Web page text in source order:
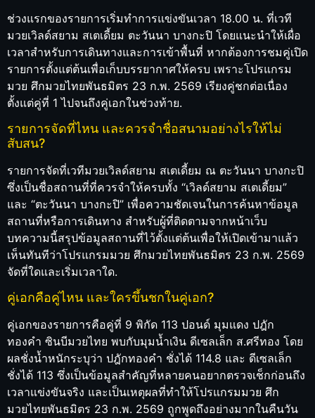
ช่วงแรกของรายการเริ่มทำการแข่งขันเวลา 18.00 น. ที่เวที
มวยเวิลด์สยาม สเตเดี้ยม ตะวันนา บางกะปิ โดยแนะนำให้เผื่อ
เวลาสำหรับการเดินทางและการเข้าพื้นที่ หากต้องการชมคู่เปิด
รายการตั้งแต่ต้นเพื่อเก็บบรรยากาศให้ครบ เพราะโปรแกรม
มวย ศึกมวยไทยพันธมิตร 23 ก.พ. 2569 เรียงคู่ชกต่อเนื่อง
ตั้งแต่คู่ที่ 1 ไปจนถึงคู่เอกในช่วงท้าย.
รายการจัดที่ไหน และควรจำชื่อสนามอย่างไรให้ไม่
สับสน?
รายการจัดที่เวทีมวยเวิลด์สยาม สเตเดี้ยม ณ ตะวันนา บางกะปิ
ซึ่งเป็นชื่อสถานที่ที่ควรจำให้ครบทั้ง “เวิลด์สยาม สเตเดี้ยม”
และ “ตะวันนา บางกะปิ” เพื่อความชัดเจนในการค้นหาข้อมูล
สถานที่หรือการเดินทาง สำหรับผู้ที่ติดตามจากหน้าเว็บ
บทความนี้สรุปข้อมูลสถานที่ไว้ตั้งแต่ต้นเพื่อให้เปิดเข้ามาแล้ว
เห็นทันทีว่าโปรแกรมมวย ศึกมวยไทยพันธมิตร 23 ก.พ. 2569
จัดที่ใดและเริ่มเวลาใด.
คู่เอกคือคู่ไหน และใครขึ้นชกในคู่เอก?
คู่เอกของรายการคือคู่ที่ 9 พิกัด 113 ปอนด์ มุมแดง ปฎัก
ทองคำ ซินบีมวยไทย พบกับมุมน้ำเงิน ดีเซลเล็ก ส.ศรีทอง โดย
ผลชั่งน้ำหนักระบุว่า ปฎักทองคำ ชั่งได้ 114.8 และ ดีเซลเล็ก
ชั่งได้ 113 ซึ่งเป็นข้อมูลสำคัญที่หลายคนอยากตรวจเช็กก่อนถึง
เวลาแข่งขันจริง และเป็นเหตุผลที่ทำให้โปรแกรมมวย ศึก
มวยไทยพันธมิตร 23 ก.พ. 2569 ถูกพูดถึงอย่างมากในคืนวัน